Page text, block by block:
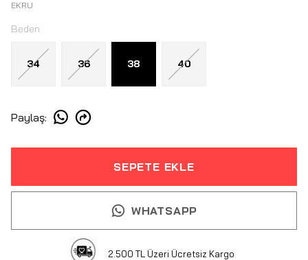
EKRU
Beden
34 36 38 40
Paylaş:
SEPETE EKLE
WHATSAPP
2.500 TL Üzeri Ücretsiz Kargo